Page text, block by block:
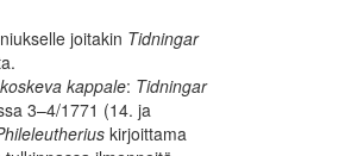
joitakin Tidningar
kappale: Tidningar
3–4/1771 (14. ja
kirjoittama